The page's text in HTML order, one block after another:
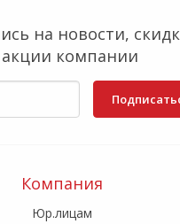
на новости,
компании
Компания
Юр.лицам